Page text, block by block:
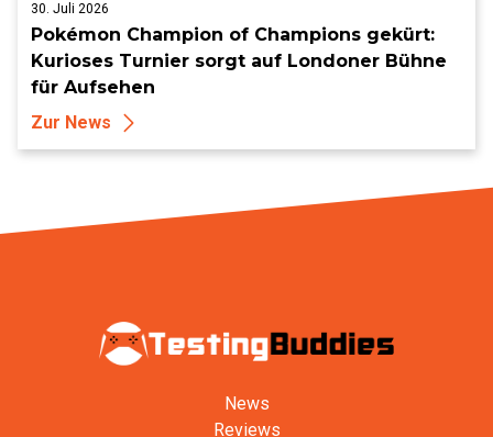
30. Juli 2026
Pokémon Champion of Champions gekürt:
Kurioses Turnier sorgt auf Londoner Bühne
für Aufsehen
Zur News
News
Reviews